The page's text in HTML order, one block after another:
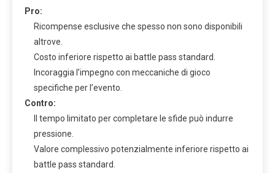
Pro:
Ricompense esclusive che spesso non sono disponibili
altrove.
Costo inferiore rispetto ai battle pass standard.
Incoraggia l’impegno con meccaniche di gioco
specifiche per l’evento.
Contro:
Il tempo limitato per completare le sfide può indurre
pressione.
Valore complessivo potenzialmente inferiore rispetto ai
battle pass standard.